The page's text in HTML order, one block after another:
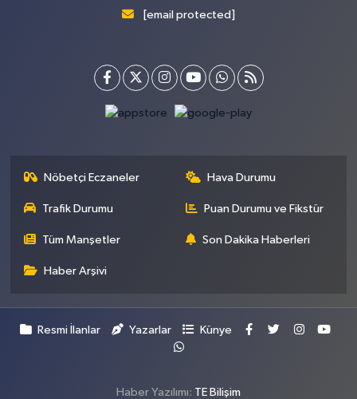
[email protected]
Nöbetçi Eczaneler Hava Durumu
Trafik Durumu Puan Durumu ve Fikstür
Tüm Manşetler Son Dakika Haberleri
Haber Arşivi
Resmi İlanlar Yazarlar Künye
Haber Yazılımı: TE Bilişim